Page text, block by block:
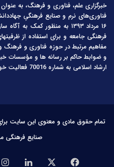
خبرگزاری علم، فناوری و فرهنگ، به
فناوری‌های نرم و صنایع فرهنگیِ
۱۶ مرداد ۱۳۹۳ به منظور کمک
فرهنگی جامعه و برای استفاده از
مفاهیم مرتبط در حوزه فناوری و
و ضوابط حاکم بر رسانه ها و مؤسسات
ارشاد اسلامی به شماره 70016 فعالیت خود را آغاز کرده است.
تمام حقوق مادی و معنوی این سایت
صنایع
فیس لینکدین